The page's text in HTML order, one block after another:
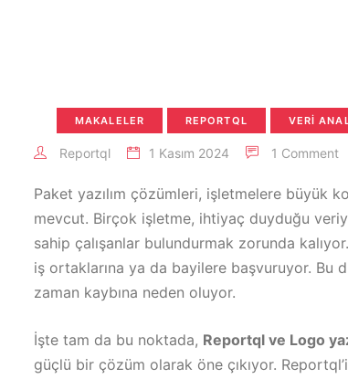
MAKALELER REPORTQL VERI
Reportql 1 Kasım 2024 1 Comment
Paket yazılım çözümleri, işletmelere büyük
mevcut. Birçok işletme, ihtiyaç duyduğu
sahip çalışanlar bulundurmak zorunda
iş ortaklarına ya da bayilere başvuruyor. Bu
zaman kaybına neden oluyor.
İşte tam da bu noktada, Reportql ve Logo
güçlü bir çözüm olarak öne çıkıyor.